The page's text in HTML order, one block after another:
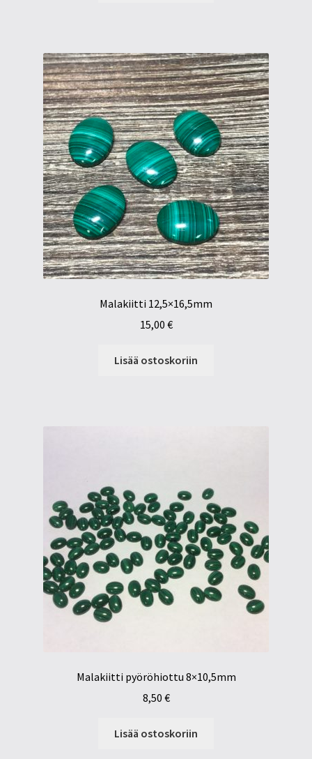
Malakiitti 12,5×16,5mm
15,00 €
Lisää ostoskoriin
Malakiitti pyöröhiottu 8×10,5mm
8,50 €
Lisää ostoskoriin